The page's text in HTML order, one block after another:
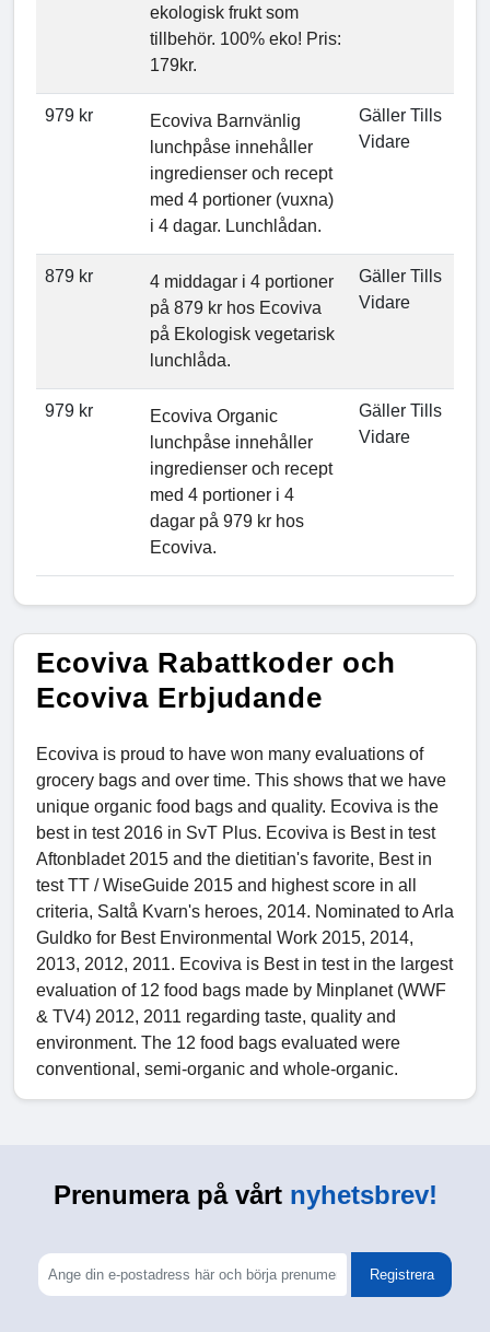
ekologisk frukt som
tillbehör. 100% eko! Pris:
179kr.
979 kr
Ecoviva Barnvänlig
lunchpåse innehåller
ingredienser och recept
med 4 portioner (vuxna)
i 4 dagar. Lunchlådan.
Gäller Tills
Vidare
879 kr
4 middagar i 4 portioner
på 879 kr hos Ecoviva
på Ekologisk vegetarisk
lunchlåda.
Gäller Tills
Vidare
979 kr
Ecoviva Organic
lunchpåse innehåller
ingredienser och recept
med 4 portioner i 4
dagar på 979 kr hos
Ecoviva.
Gäller Tills
Vidare
Ecoviva Rabattkoder och
Ecoviva Erbjudande
Ecoviva is proud to have won many evaluations of
grocery bags and over time. This shows that we have
unique organic food bags and quality. Ecoviva is the
best in test 2016 in SvT Plus. Ecoviva is Best in test
Aftonbladet 2015 and the dietitian's favorite, Best in
test TT / WiseGuide 2015 and highest score in all
criteria, Saltå Kvarn's heroes, 2014. Nominated to Arla
Guldko for Best Environmental Work 2015, 2014,
2013, 2012, 2011. Ecoviva is Best in test in the largest
evaluation of 12 food bags made by Minplanet (WWF
& TV4) 2012, 2011 regarding taste, quality and
environment. The 12 food bags evaluated were
conventional, semi-organic and whole-organic.
Prenumera på vårtnyhetsbrev!
Registrera